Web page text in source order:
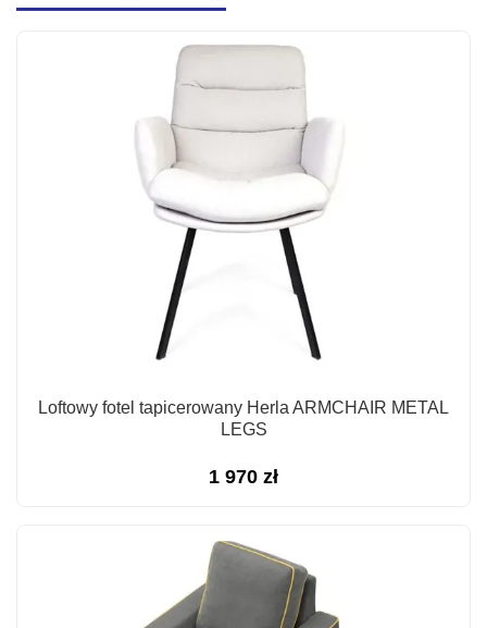
Loftowy fotel tapicerowany Herla ARMCHAIR METAL
LEGS
1 970 zł